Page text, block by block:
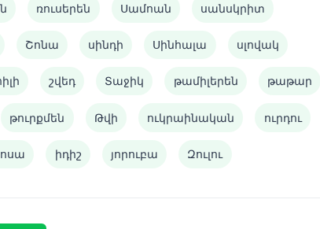
ռուսերեն Սամոան սանսկրիտ
Շոնա սինդի Սինհալա սլովակ
շվեդ Տաջիկ թամիլերեն թաթար
թուրքմեն Թվի ուկրաինական ուրդու
իդիշ յորուբա Զուլու